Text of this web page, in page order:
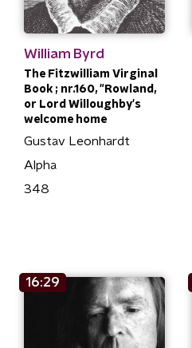
William Byrd
The Fitzwilliam Virginal
Book ; nr.160, "Rowland,
or Lord Willoughby's
welcome home
Gustav Leonhardt
Alpha
348
16:29